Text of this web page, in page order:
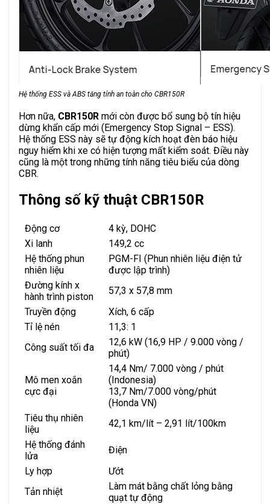
Hệ thống ESS và ABS tăng tính an toàn cho CBR150R
Hơn nữa, CBR150R mới còn được bổ sung bộ tín hiệu
dừng khẩn cấp mới (Emergency Stop Signal – ESS).
Hệ thống ESS này sẽ tự động kích hoạt đèn báo hiệu
nguy hiểm khi xe có hiện tượng mất kiểm soát. Điều này
cũng là một trong những tính năng tiêu biểu của dòng
CBR.
Thông số kỹ thuật CBR150R
Động cơ
4 kỳ, DOHC
Xi lanh
149,2 cc
Hệ thống phun
nhiên liệu
PGM-FI (Phun nhiên liệu điện tử
được lập trình)
Đường kính x
hành trình piston
57,3 x 57,8 mm
Truyền động
Xích, 6 cấp
Tỉ lệ nén
11,3: 1
Công suất tối đa
12,6 kW (16,9 HP / 9.000 vòng /
phút)
Mô men xoắn
cực đại
14,4 Nm/ 7.000 vòng / phút
(Indonesia)
13,7 Nm/7.000 vòng/phút
(Honda VN)
Tiêu thụ nhiên
liệu
42,1 km/lít – 2,91 lít/100km
Hệ thống đánh
lửa
Điện
Ly hợp
Ướt
Tản nhiệt
Làm mát bằng chất lỏng bằng
quạt tự động